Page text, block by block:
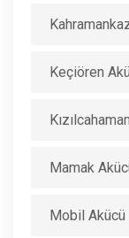
Keçiören
Mamak
Mobil Akücü